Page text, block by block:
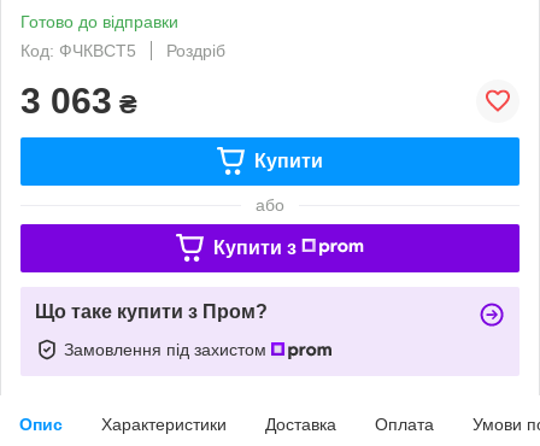
Готово до відправки
Код: ФЧКВСТ5
Роздріб
3 063 ₴
Купити
або
Купити з
Що таке купити з Пром?
Замовлення під захистом
Опис Характеристики Доставка Оплата Умови